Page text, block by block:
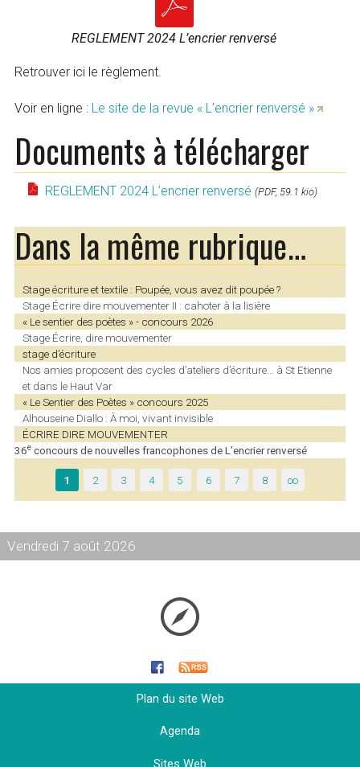
REGLEMENT 2024 L’encrier renversé
Retrouver ici le règlement.
Voir en ligne : Le site de la revue « L’encrier renversé »
Documents à télécharger
REGLEMENT 2024 L’encrier renversé (PDF, 59.1 kio)
Dans la même rubrique…
Stage écriture et textile : Poupée, vous avez dit poupée ?
Stage Écrire dire mouvementer II : cahoter à la lisière
« Le sentier des poètes » - concours 2026
Stage Écrire, dire mouvementer
stage d’écriture
Nos amies proposent des cycles d’ateliers d’écriture… à St Etienne
et dans le Haut Var
« Le Sentier des Poètes » concours 2025
Alhouseine Diallo : À moi, vivant invisible
ÉCRIRE DIRE MOUVEMENTER
36e concours de nouvelles francophones de L’encrier renversé
1 2 3 4 5 6 7 8 ∞
Vendredi 7 août 2026
Plan du site Web
Agenda
Sites Web